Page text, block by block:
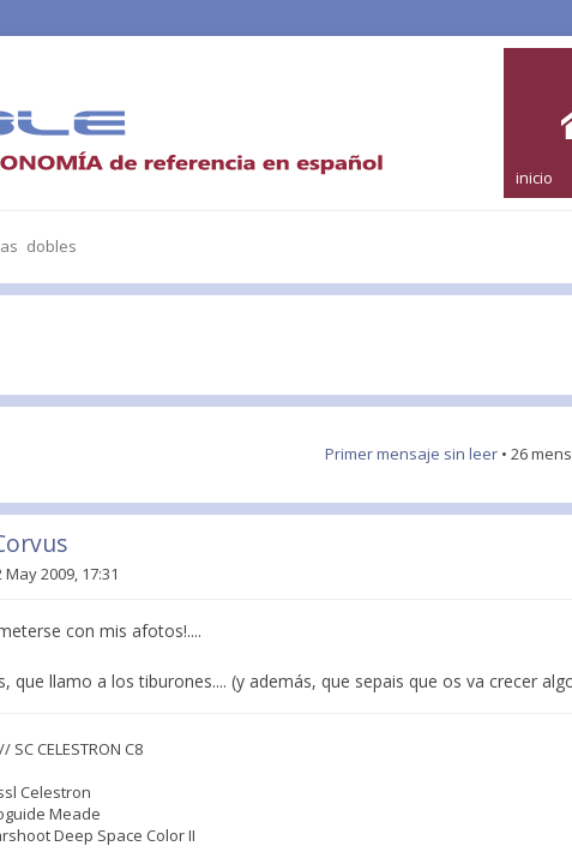
inicio
dobles
Primer mensaje sin leer • 26
May 2009, 17:31
con mis afotos!....
que llamo a los tiburones.... (y además, que sepais que os va crecer
CELESTRON C8
Celestron
Meade
Deep Space Color II